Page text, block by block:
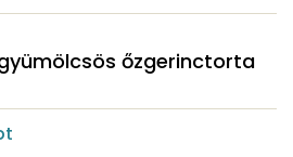
őzgerinctorta